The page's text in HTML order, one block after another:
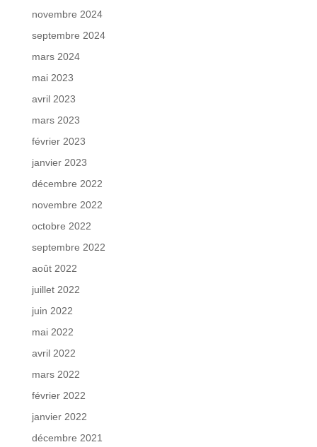
novembre 2024
septembre 2024
mars 2024
mai 2023
avril 2023
mars 2023
février 2023
janvier 2023
décembre 2022
novembre 2022
octobre 2022
septembre 2022
août 2022
juillet 2022
juin 2022
mai 2022
avril 2022
mars 2022
février 2022
janvier 2022
décembre 2021